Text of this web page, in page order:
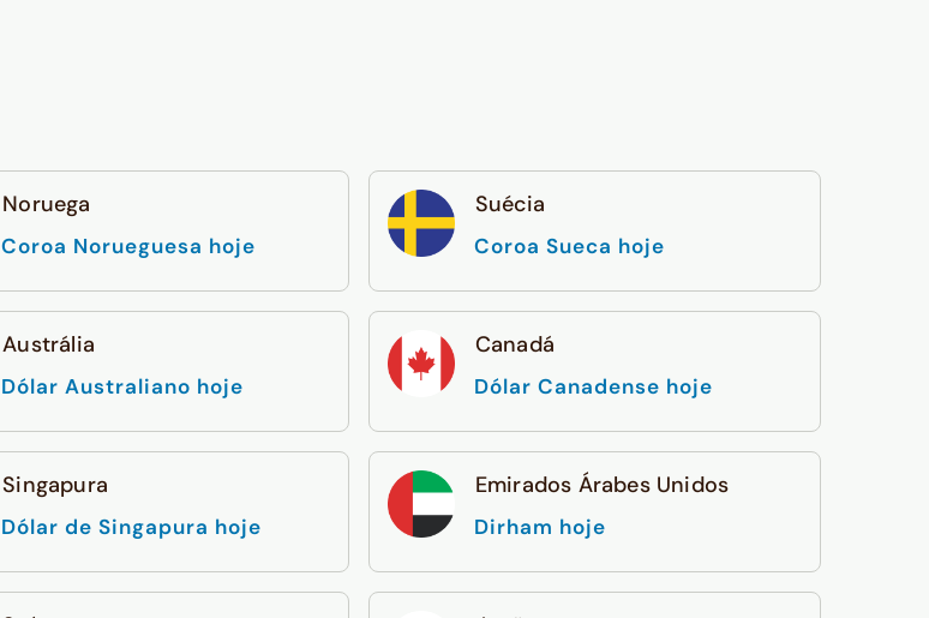
Noruega
Coroa Norueguesa hoje
Suécia
Coroa Sueca hoje
Austrália
Dólar Australiano hoje
Canadá
Dólar Canadense hoje
Singapura
Dólar de Singapura hoje
Emirados Árabes Unidos
Dirham hoje